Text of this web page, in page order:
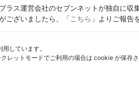
ラス運営会社のセブンネットが独自に
ございましたら、「こちら 」よりご報告
用しています。
レットモードでご利用の場合は cookie が保存